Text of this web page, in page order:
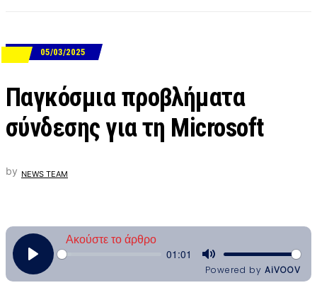
05/03/2025
Παγκόσμια προβλήματα
σύνδεσης για τη Microsoft
by NEWS TEAM